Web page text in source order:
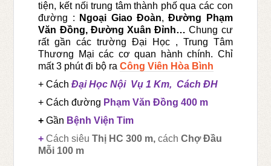
tiện, kết nối trung tâm thành phố qua các con
đường :
Ngoại Giao Đoàn,Đường Phạm
Văn Đồng, Đường Xuân Đỉnh…Chung cư
rất gần các trường Đại Học , Trung Tâm
Thương Mại các cơ quan hành chính. Chỉ
mất 3 phút đi bộ raCông Viên Hòa Bình
+ CáchĐại Học Nội Vụ 1 Km, Cách ĐH
+ Cách đường Phạm Văn Đồng 400 m
+Gần Bệnh Viện Tim
+Cách siêuThị HC 300 m, cáchChợ Đầu
Mỗi 100 m